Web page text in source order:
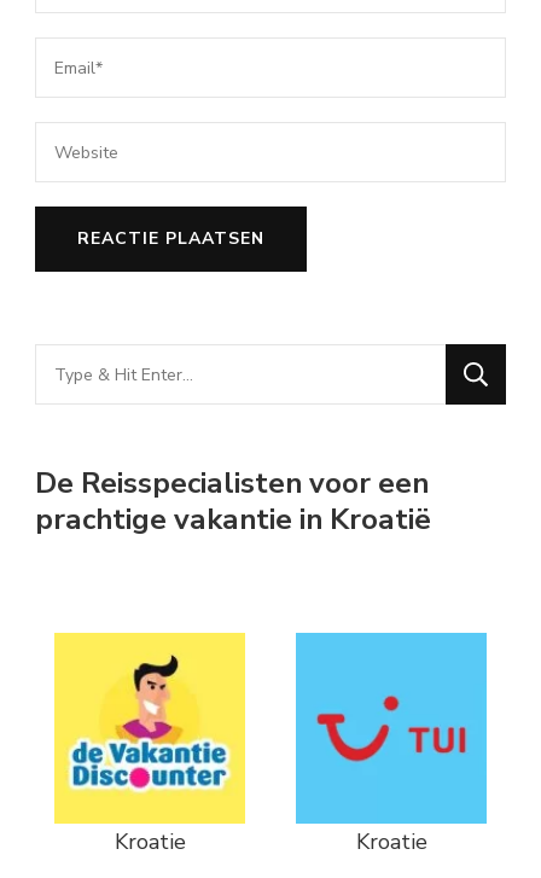
Looking
for
De Reisspecialisten voor een
prachtige vakantie in Kroatië
Kroatie Kroatie